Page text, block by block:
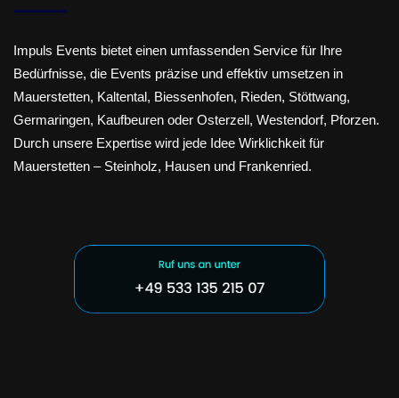
Impuls Events bietet einen umfassenden Service für Ihre
Bedürfnisse, die Events präzise und effektiv umsetzen in
Mauerstetten, Kaltental, Biessenhofen, Rieden, Stöttwang,
Germaringen, Kaufbeuren oder Osterzell, Westendorf, Pforzen.
Durch unsere Expertise wird jede Idee Wirklichkeit für
Mauerstetten – Steinholz, Hausen und Frankenried.